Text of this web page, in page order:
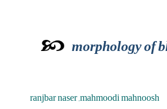
morphology of
ranjbar naser ,mahmoodi mahnoosh